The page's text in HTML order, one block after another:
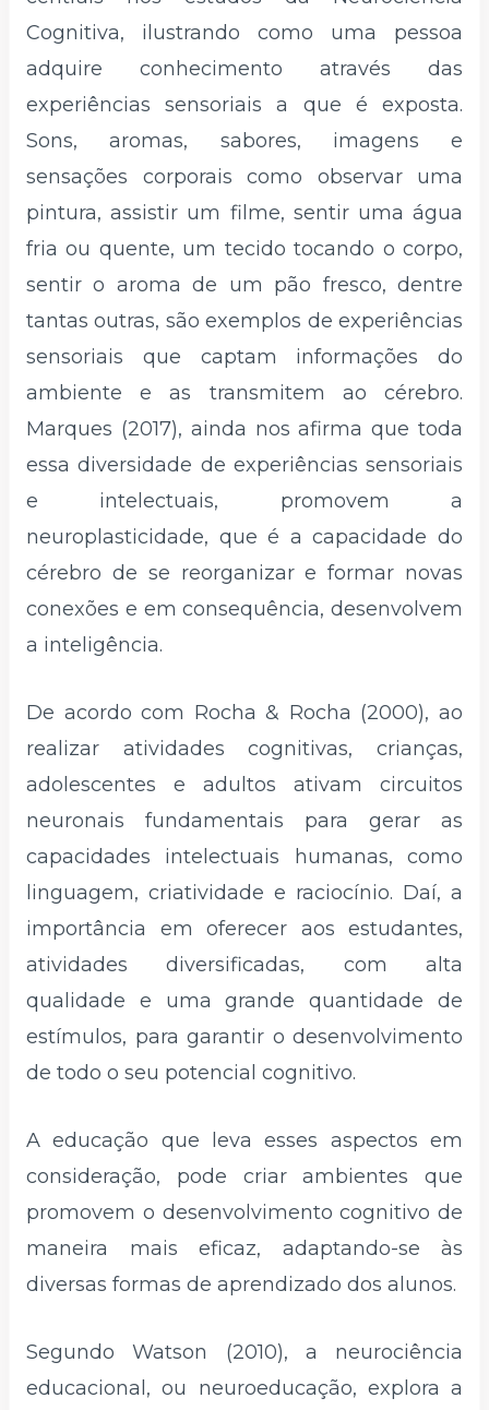
Cognitiva, ilustrando como uma pessoa
adquire conhecimento através das
experiências sensoriais a que é exposta.
Sons, aromas, sabores, imagens e
sensações corporais como observar uma
pintura, assistir um filme, sentir uma água
fria ou quente, um tecido tocando o corpo,
sentir o aroma de um pão fresco, dentre
tantas outras, são exemplos de experiências
sensoriais que captam informações do
ambiente e as transmitem ao cérebro.
Marques (2017), ainda nos afirma que toda
essa diversidade de experiências sensoriais
e intelectuais, promovem a
neuroplasticidade, que é a capacidade do
cérebro de se reorganizar e formar novas
conexões e em consequência, desenvolvem
a inteligência.
De acordo com Rocha & Rocha (2000), ao
realizar atividades cognitivas, crianças,
adolescentes e adultos ativam circuitos
neuronais fundamentais para gerar as
capacidades intelectuais humanas, como
linguagem, criatividade e raciocínio. Daí, a
importância em oferecer aos estudantes,
atividades diversificadas, com alta
qualidade e uma grande quantidade de
estímulos, para garantir o desenvolvimento
de todo o seu potencial cognitivo.
A educação que leva esses aspectos em
consideração, pode criar ambientes que
promovem o desenvolvimento cognitivo de
maneira mais eficaz, adaptando-se às
diversas formas de aprendizado dos alunos.
Segundo Watson (2010), a neurociência
educacional, ou neuroeducação, explora a